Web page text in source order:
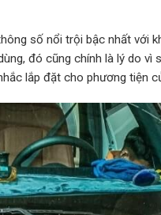
số nổi trội bậc nhất với
đó cũng chính là lý do vì
lắp đặt cho phương tiện